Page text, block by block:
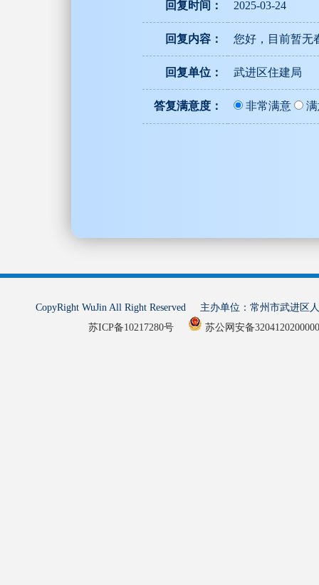
回复时间： 2025-03-24
回复内容： 您好，目前暂无
回复单位： 武进区住建局
答复满意度： 非常满意
CopyRight WuJin All Right Reserved 主办单位：常州市武进
苏ICP备10217280号
苏公网安备